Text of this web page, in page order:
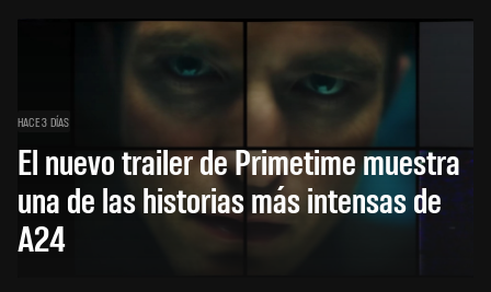
HACE 3 DÍAS
El nuevo trailer de Primetime muestra
una de las historias más intensas de
A24